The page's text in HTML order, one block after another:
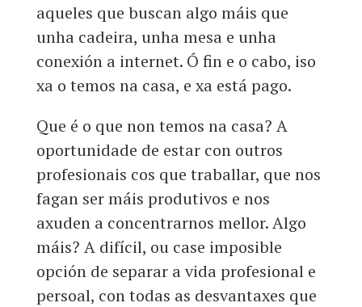
aqueles que buscan algo máis que
unha cadeira, unha mesa e unha
conexión a internet. Ó fin e o cabo, iso
xa o temos na casa, e xa está pago.
Que é o que non temos na casa? A
oportunidade de estar con outros
profesionais cos que traballar, que nos
fagan ser máis produtivos e nos
axuden a concentrarnos mellor. Algo
máis? A difícil, ou case imposible
opción de separar a vida profesional e
persoal, con todas as desvantaxes que